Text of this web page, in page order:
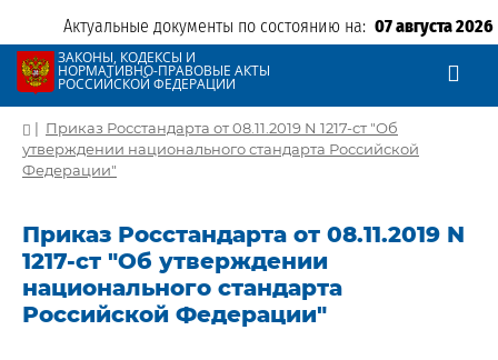
Актуальные документы по состоянию на: 07 августа 2026
ЗАКОНЫ, КОДЕКСЫ И
НОРМАТИВНО-ПРАВОВЫЕ АКТЫ
РОССИЙСКОЙ ФЕДЕРАЦИИ
| Приказ Росстандарта от 08.11.2019 N 1217-ст "Об
утверждении национального стандарта Российской
Федерации"
Приказ Росстандарта от 08.11.2019 N
1217-ст "Об утверждении
национального стандарта
Российской Федерации"